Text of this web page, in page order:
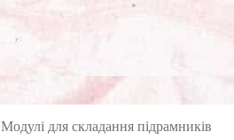
Модулі для складання підрамників